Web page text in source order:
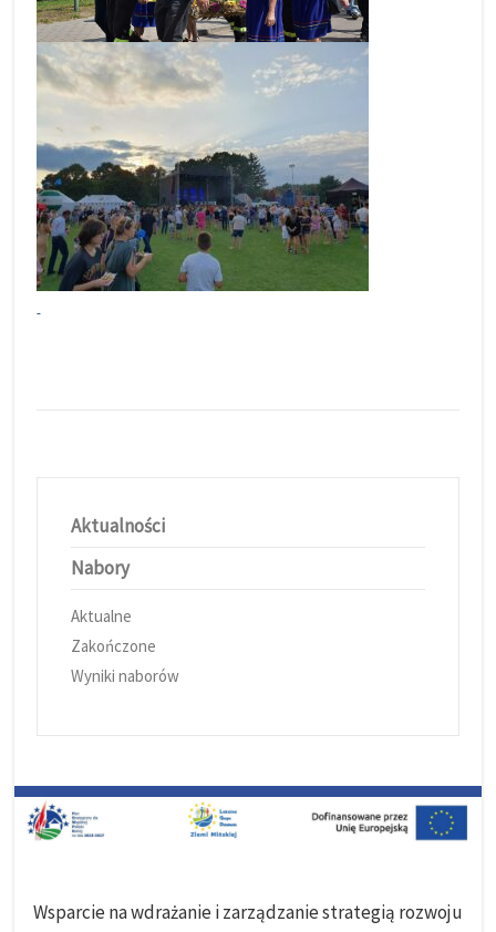
Aktualności
Nabory
Aktualne
Zakończone
Wyniki naborów
Wsparcie na wdrażanie i zarządzanie strategią rozwoju